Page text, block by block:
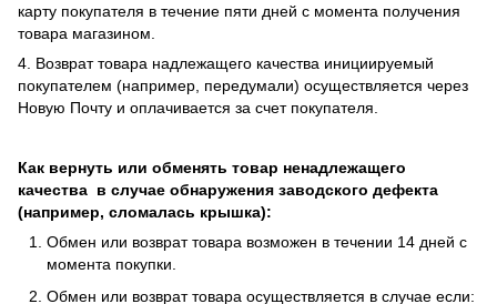
карту покупателя в течение пяти дней с момента получения
товара магазином.
4. Возврат товара надлежащего качества инициируемый
покупателем (например, передумали) осуществляется через
Новую Почту и оплачивается за счет покупателя.
Как вернуть или обменять товар ненадлежащего
качества в случае обнаружения заводского дефекта
(например, сломалась крышка):
Обмен или возврат товара возможен в течении 14 дней с
момента покупки.
Обмен или возврат товара осуществляется в случае если: